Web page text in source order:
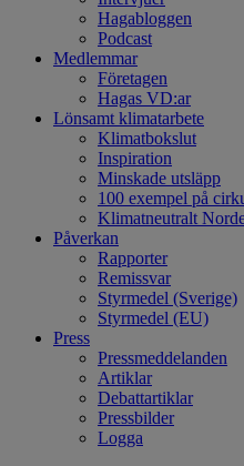
Hagabloggen
Podcast
Medlemmar
Företagen
Hagas VD:ar
Lönsamt klimatarbete
Klimatbokslut
Inspiration
Minskade utsläpp
100 exempel på
Klimatneutralt
Påverkan
Rapporter
Remissvar
Styrmedel (Sverige)
Styrmedel (EU)
Press
Pressmeddelanden
Artiklar
Debattartiklar
Pressbilder
Logga